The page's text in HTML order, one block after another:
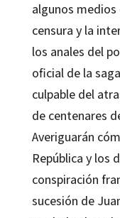
algunos
censura y la
los anales del
oficial de la
culpable del
de centenares
Averiguarán
República y los
conspiración
sucesión de